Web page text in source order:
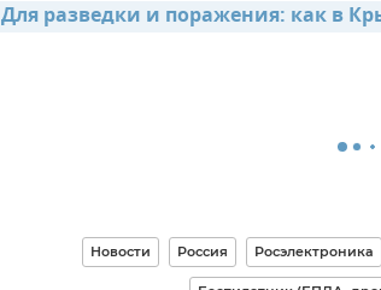
Для разведки и поражения: как в
Новости Россия Росэлектроника